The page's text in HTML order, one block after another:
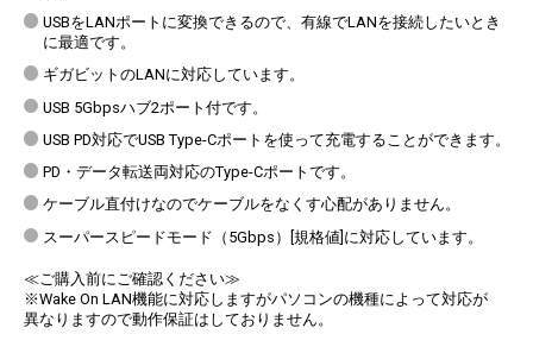
USBをLANポートに変換できるので、有線でLANを接続したいとき
に最適です。
ギガビットのLANに対応しています。
USB 5Gbpsハブ2ポート付です。
USB PD対応でUSB Type-Cポートを使って充電することができます。
PD・データ転送両対応のType-Cポートです。
ケーブル直付けなのでケーブルをなくす心配がありません。
スーパースピードモード（5Gbps）[規格値]に対応しています。
≪ご購入前にご確認ください≫
※Wake On LAN機能に対応しますがパソコンの機種によって対応が
異なりますので動作保証はしておりません。